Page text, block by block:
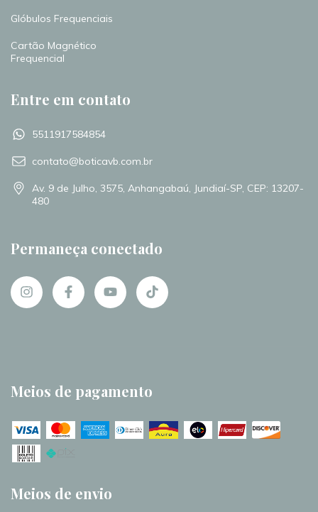
Glóbulos Frequenciais
Cartão Magnético
Frequencial
Entre em contato
5511917584854
contato@boticavb.com.br
Av. 9 de Julho, 3575, Anhangabaú, Jundiaí-SP, CEP: 13207-
480
Permaneça conectado
Meios de pagamento
Meios de envio